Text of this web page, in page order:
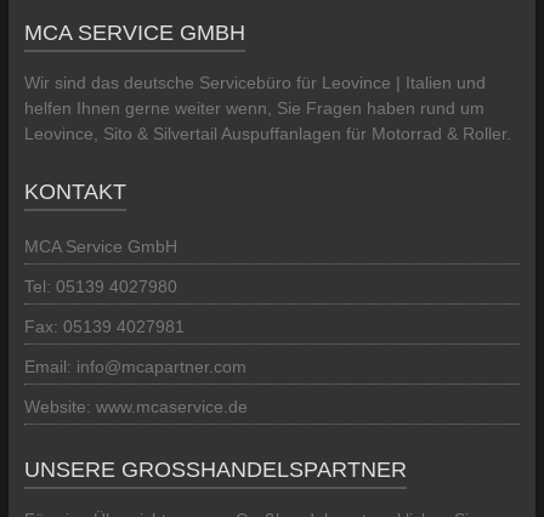
MCA SERVICE GMBH
Wir sind das deutsche Servicebüro für Leovince | Italien und
helfen Ihnen gerne weiter wenn, Sie Fragen haben rund um
Leovince, Sito & Silvertail Auspuffanlagen für Motorrad & Roller.
KONTAKT
MCA Service GmbH
Tel: 05139 4027980
Fax: 05139 4027981
Email: info@mcapartner.com
Website: www.mcaservice.de
UNSERE GROSSHANDELSPARTNER